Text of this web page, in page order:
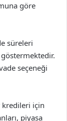
göre
süreleri
seçeneği
kredileri için
piyasa